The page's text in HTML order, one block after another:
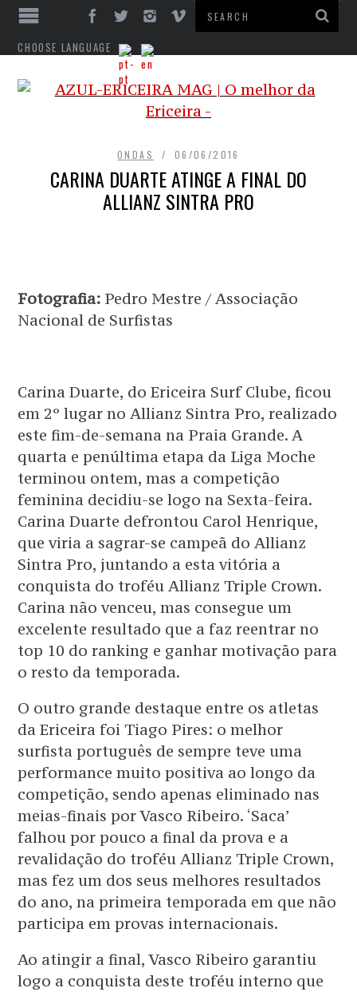
CHOOSE LANGUAGE
ONDAS 06/06/2016
CARINA DUARTE ATINGE A FINAL DO
ALLIANZ SINTRA PRO
Fotografia: Pedro Mestre / Associação
Nacional de Surfistas
Carina Duarte, do Ericeira Surf Clube, ficou
em 2º lugar no Allianz Sintra Pro, realizado
este fim-de-semana na Praia Grande. A
quarta e penúltima etapa da Liga Moche
terminou ontem, mas a competição
feminina decidiu-se logo na Sexta-feira.
Carina Duarte defrontou Carol Henrique,
que viria a sagrar-se campeã do Allianz
Sintra Pro, juntando a esta vitória a
conquista do troféu Allianz Triple Crown.
Carina não venceu, mas consegue um
excelente resultado que a faz reentrar no
top 10 do ranking e ganhar motivação para
o resto da temporada.
O outro grande destaque entre os atletas
da Ericeira foi Tiago Pires: o melhor
surfista português de sempre teve uma
performance muito positiva ao longo da
competição, sendo apenas eliminado nas
meias-finais por Vasco Ribeiro. ‘Saca’
falhou por pouco a final da prova e a
revalidação do troféu Allianz Triple Crown,
mas fez um dos seus melhores resultados
do ano, na primeira temporada em que não
participa em provas internacionais.
Ao atingir a final, Vasco Ribeiro garantiu
logo a conquista deste troféu interno que